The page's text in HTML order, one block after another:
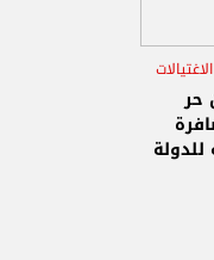
الاغتيالات
حر